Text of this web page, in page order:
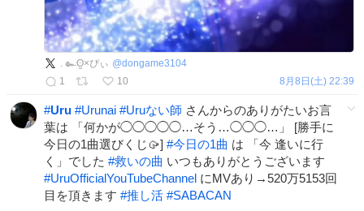
. ๛ʘ̫×ぴぃ @dongame3104
1
10 8月8日(土) 22:39
#Uru #Urunai #Uruない師 さんからのありがたいお言
葉は 「何かが◯◯◯◯◯…そう…◯◯◯…」 [勝手に
今日の1曲選びくじ🥠] #今日の1曲 は 「今 逢いに行
く」でした #救いの曲 いつもありがとうございます
#UruOfficialYouTubeChannel にMVあり→520万5153回
目を頂きます #推し活 #SABACAN